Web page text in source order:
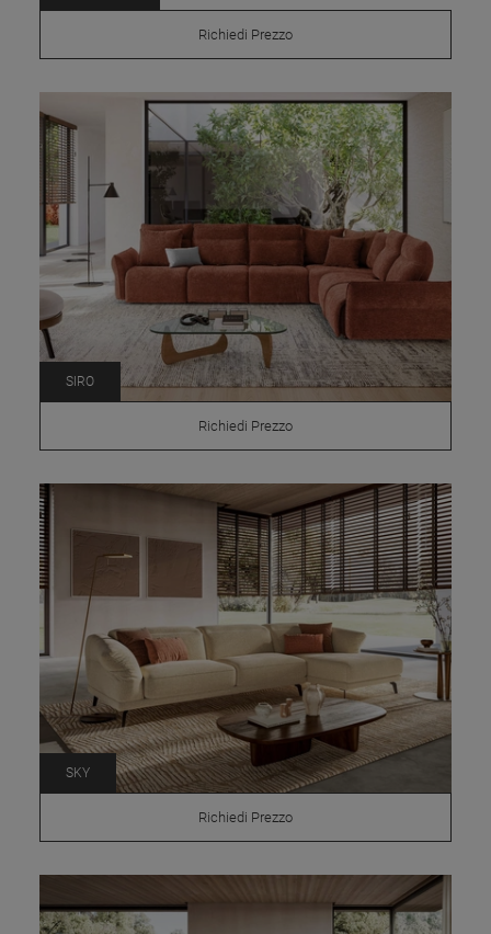
Richiedi Prezzo
SIRO
Richiedi Prezzo
SKY
Richiedi Prezzo